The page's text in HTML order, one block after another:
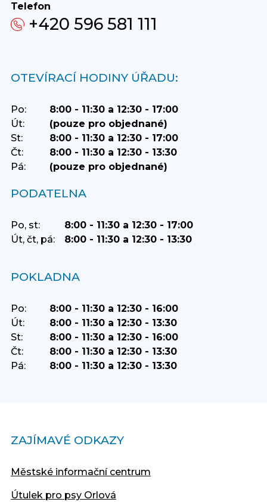
Telefon
+420 596 581 111
OTEVÍRACÍ HODINY ÚŘADU:
Po:
8:00 - 11:30 a 12:30 - 17:00
Út:
(pouze pro objednané)
St:
8:00 - 11:30 a 12:30 - 17:00
Čt:
8:00 - 11:30 a 12:30 - 13:30
Pá:
(pouze pro objednané)
PODATELNA
Po, st:
8:00 - 11:30 a 12:30 - 17:00
Út, čt, pá:
8:00 - 11:30 a 12:30 - 13:30
POKLADNA
Po:
8:00 - 11:30 a 12:30 - 16:00
Út:
8:00 - 11:30 a 12:30 - 13:30
St:
8:00 - 11:30 a 12:30 - 16:00
Čt:
8:00 - 11:30 a 12:30 - 13:30
Pá:
8:00 - 11:30 a 12:30 - 13:30
ZAJÍMAVÉ ODKAZY
Městské informační centrum
Útulek pro psy Orlová